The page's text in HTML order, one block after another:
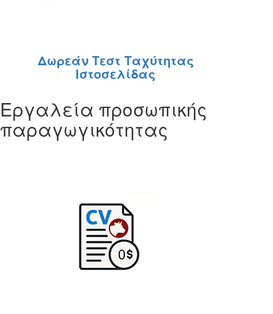
Δωρεάν Τεστ Ταχύτητας
Ιστοσελίδας
Εργαλεία προσωπικής
παραγωγικότητας